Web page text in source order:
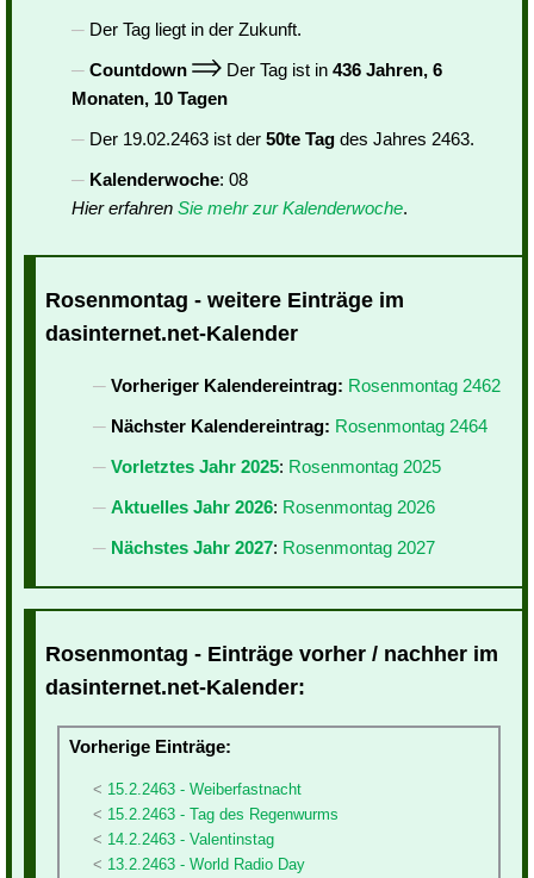
Der Tag liegt in der Zukunft.
Countdown
Der Tag ist in 436 Jahren, 6
Monaten, 10 Tagen
Der 19.02.2463 ist der 50te Tag des Jahres 2463.
Kalenderwoche: 08
Hier erfahren Sie mehr zur Kalenderwoche.
Rosenmontag - weitere Einträge im
dasinternet.net-Kalender
Vorheriger Kalendereintrag: Rosenmontag 2462
Nächster Kalendereintrag: Rosenmontag 2464
Vorletztes Jahr 2025: Rosenmontag 2025
Aktuelles Jahr 2026: Rosenmontag 2026
Nächstes Jahr 2027: Rosenmontag 2027
Rosenmontag - Einträge vorher / nachher im
dasinternet.net-Kalender:
Vorherige Einträge:
15.2.2463 - Weiberfastnacht
15.2.2463 - Tag des Regenwurms
14.2.2463 - Valentinstag
13.2.2463 - World Radio Day